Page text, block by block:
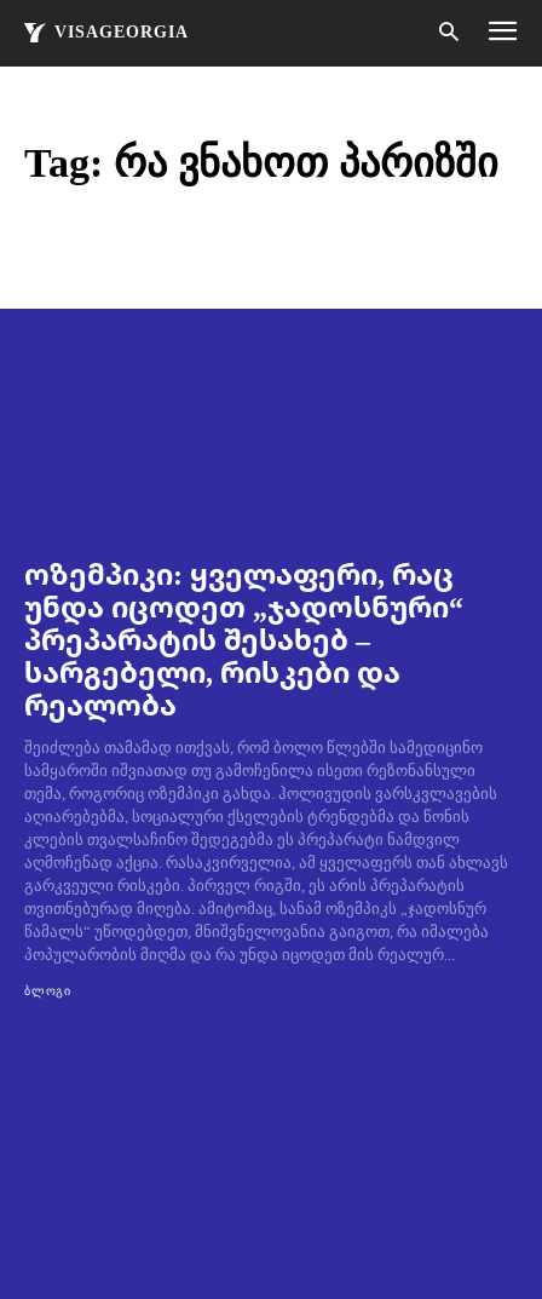
VISAGEORGIA
Tag: რა ვნახოთ პარიზში
ოზემპიკი: ყველაფერი, რაც
უნდა იცოდეთ „ჯადოსნური“
პრეპარატის შესახებ –
სარგებელი, რისკები და
რეალობა
შეიძლება თამამად ითქვას, რომ ბოლო წლებში სამედიცინო
სამყაროში იშვიათად თუ გამოჩენილა ისეთი რეზონანსული
თემა, როგორიც ოზემპიკი გახდა. ჰოლივუდის ვარსკვლავების
აღიარებებმა, სოციალური ქსელების ტრენდებმა და წონის
კლების თვალსაჩინო შედეგებმა ეს პრეპარატი ნამდვილ
აღმოჩენად აქცია. რასაკვირველია, ამ ყველაფერს თან ახლავს
გარკვეული რისკები. პირველ რიგში, ეს არის პრეპარატის
თვითნებურად მიღება. ამიტომაც, სანამ ოზემპიკს „ჯადოსნურ
წამალს“ უწოდებდეთ, მნიშვნელოვანია გაიგოთ, რა იმალება
პოპულარობის მიღმა და რა უნდა იცოდეთ მის რეალურ...
ᲑᲚᲝᲒᲘ